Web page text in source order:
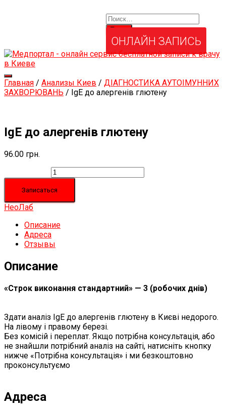
ОНЛАЙН ЗАПИСЬ
Переключить
навигацию
Главная / Анализы Киев / ДІАГНОСТИКА АУТОІМУННИХ
ЗАХВОРЮВАНЬ / IgE до алергенів глютену
IgE до алергенів глютену
96.00 грн.
Записаться
НеоЛаб
Описание
Адреса
Отзывы
Описание
«Строк виконання стандартний» — 3 (робочих днів)
Здати аналіз IgE до алергенів глютену в Києві недорого.
На лівому і правому березі.
Без комісій і переплат. Якщо потрібна консультація, або
не знайшли потрібний аналіз на сайті, натисніть кнопку
нижче «Потрібна консультація» і ми безкоштовно
проконсультуємо
Адреса